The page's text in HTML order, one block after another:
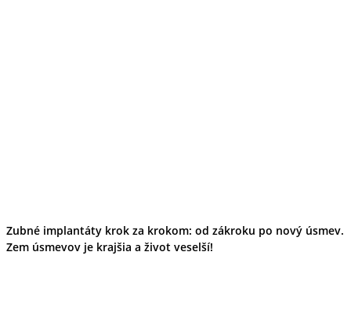
Zubné implantáty krok za krokom: od zákroku po nový úsmev.
Zem úsmevov je krajšia a život veselší!